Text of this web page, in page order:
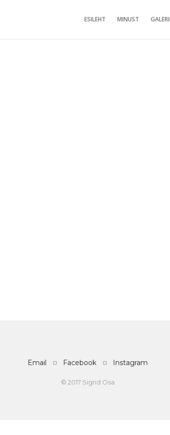
ESILEHT MINUST GALERII
Email Facebook Instagram
© 2017 Sigrid Osa